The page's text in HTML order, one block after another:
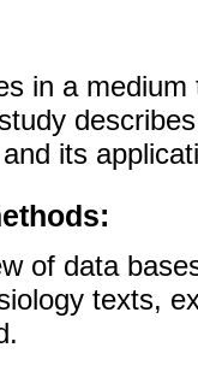
in a
its
of data
texts,